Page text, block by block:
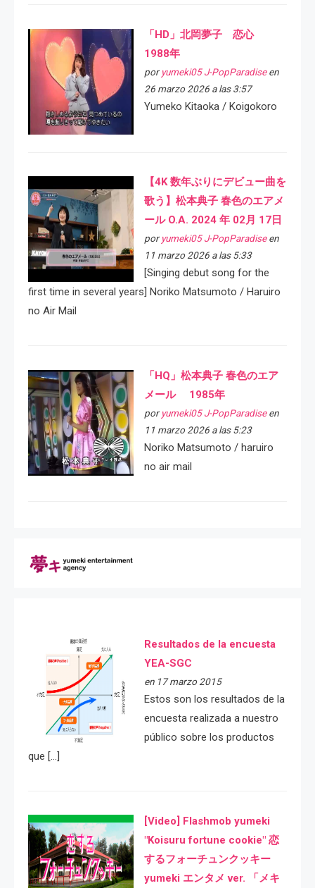
「HD」北岡夢子 恋心
1988年
por yumeki05 J-PopParadiseen
26 marzo 2026 a las 3:57
Yumeko Kitaoka / Koigokoro
【4K 数年ぶりにデビュー曲を
歌う】松本典子 春色のエアメ
ール O.A. 2024 年 02月 17日
por yumeki05 J-PopParadiseen
11 marzo 2026 a las 5:33
[Singing debut song for the
first time in several years] Noriko Matsumoto / Haruiro
no Air Mail
「HQ」松本典子 春色のエア
メール 1985年
por yumeki05 J-PopParadiseen
11 marzo 2026 a las 5:23
Noriko Matsumoto / haruiro
no air mail
Resultados de la encuesta
YEA-SGC
en 17 marzo 2015
Estos son los resultados de la
encuesta realizada a nuestro
público sobre los productos
que […]
[Video] Flashmob yumeki
"Koisuru fortune cookie" 恋
するフォーチュンクッキー
yumeki エンタメ ver. 「メキ